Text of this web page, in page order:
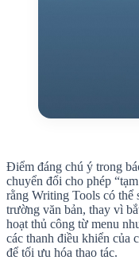
Điểm đáng chú ý trong
chuyển đổi cho phép
rằng Writing Tools có thể
trường văn bản, thay vì
hoạt thủ công từ menu
các thanh điều khiển của
để tối ưu hóa thao tác.